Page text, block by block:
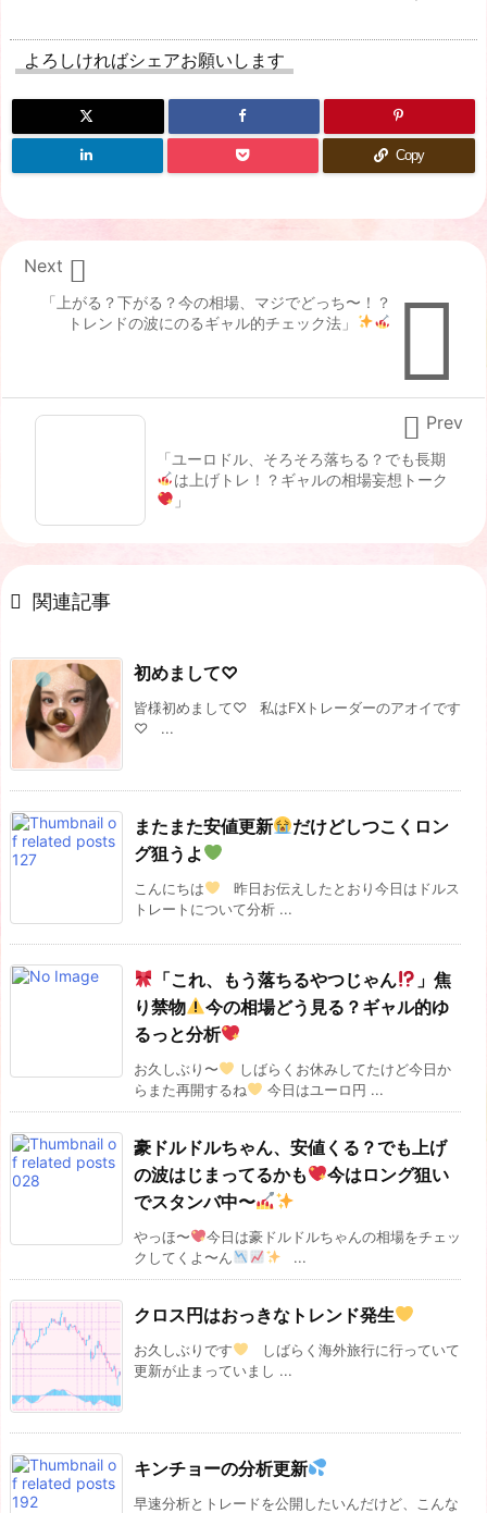
よろしければシェアお願いします
Copy

「上がる？下がる？今の相場、マジでどっち〜！？
トレンドの波にのるギャル的チェック法 」

Next
「ユーロドル、そろそろ落ちる？でも長期
は上げトレ！？ギャルの相場妄想トーク
」
 Prev
 関連記事
初めまして♡
皆様初めまして♡ 私はFXトレーダーのアオイです
♡ ...
またまた安値更新
だけどしつこくロン
グ狙うよ
こんにちは
昨日お伝えしたとおり今日はドルス
トレートについて分析 ...
「これ、もう落ちるやつじゃん
」焦
り禁物
今の相場どう見る？ギャル的ゆ
るっと分析
お久しぶり〜
しばらくお休みしてたけど今日か
らまた再開するね
今日はユーロ円 ...
豪ドルドルちゃん、安値くる？でも上げ
の波はじまってるかも
今はロング狙い
でスタンバ中〜
やっほ〜
今日は豪ドルドルちゃんの相場をチェッ
クしてくよ〜ん
...
クロス円はおっきなトレンド発生
お久しぶりです
しばらく海外旅行に行っていて
更新が止まっていまし ...
キンチョーの分析更新
早速分析とトレードを公開したいんだけど、こんな